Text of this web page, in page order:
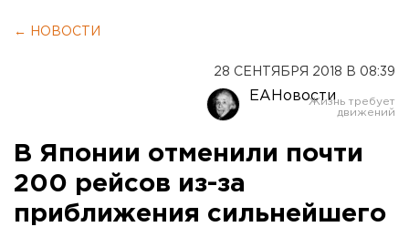
← НОВОСТИ
28 СЕНТЯБРЯ 2018 В 08:39
ЕАНовости
В Японии отменили почти
200 рейсов из-за
приближения сильнейшего